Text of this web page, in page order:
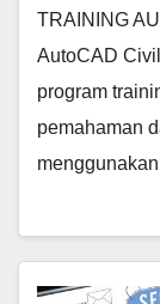
TRAINING
AutoCAD
program
pemahaman